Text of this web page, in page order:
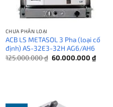
CHƯA PHÂN LOẠI
ACB LS METASOL 3 Pha (loại cố
định) AS-32E3-32H AG6/AH6
125.000.000₫ Giá
gốc
60.000.000 ₫Giá
hiện